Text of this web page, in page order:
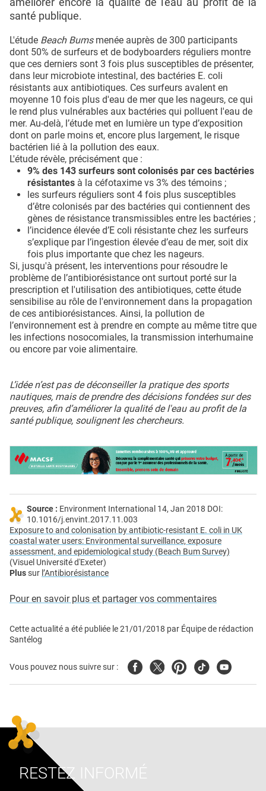
santé publique.
L'étude Beach Bumsmenée auprès de 300 participants
dont 50% de surfeurs et de bodyboarders réguliers montre
que ces derniers sont 3 fois plus susceptibles de présenter,
dans leur microbiote intestinal, des bactéries E. coli
résistants aux antibiotiques. Ces surfeurs avalent en
moyenne 10 fois plus d'eau de mer que les nageurs, ce qui
le rend plus vulnérables aux bactéries qui polluent l'eau de
mer. Au-delà, l’étude met en lumière un type d’exposition
dont on parle moins et, encore plus largement, le risque
bactérien lié à la pollution des eaux.
L'étude révèle, précisément que :
9% des 143 surfeurs sont colonisés par ces bactéries
résistantes à la céfotaxime vs 3% des témoins ;
les surfeurs réguliers sont 4 fois plus susceptibles
d’être colonisés par des bactéries qui contiennent des
gènes de résistance transmissibles entre les bactéries ;
l’incidence élevée d’E coli résistante chez les surfeurs
s’explique par l’ingestion élevée d’eau de mer, soit dix
fois plus importante que chez les nageurs.
Si, jusqu'à présent, les interventions pour résoudre le
problème de l’antibiorésistance ont surtout porté sur la
prescription et l'utilisation des antibiotiques, cette étude
sensibilise au rôle de l'environnement dans la propagation
de ces antibiorésistances. Ainsi, la pollution de
l’environnement est à prendre en compte au même titre que
les infections nosocomiales, la transmission interhumaine
ou encore par voie alimentaire.
L’idée n’est pas de déconseiller la pratique des sports
nautiques, mais de prendre des décisions fondées sur des
preuves, afin d’améliorer la qualité de l'eau au profit de la
santé publique, soulignent les chercheurs.
Source : Environment International 14, Jan 2018 DOI:
10.1016/j.envint.2017.11.003
Exposure to and colonisation by antibiotic-resistant E. coli in UK
coastal water users: Environmental surveillance, exposure
assessment, and epidemiological study (Beach Bum Survey)
(Visuel Université d'Exeter)
Plussur l’Antibiorésistance
Pour en savoir plus et partager vos commentaires
Cette actualité a été publiée le21/01/2018 par Équipe de rédaction
Santélog
Vous pouvez nous suivre sur : FacebookTwitterPinterest
TiktokYoutube
RESTEZ INFORMÉ